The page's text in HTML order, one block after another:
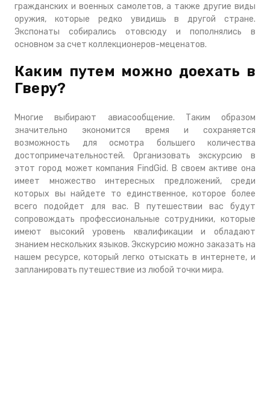
гражданских и военных самолетов, а также другие виды
оружия, которые редко увидишь в другой стране.
Экспонаты собирались отовсюду и пополнялись в
основном за счет коллекционеров-меценатов.
Каким путем можно доехать в
Гверу?
Многие выбирают авиасообщение. Таким образом
значительно экономится время и сохраняется
возможность для осмотра большего количества
достопримечательностей. Организовать экскурсию в
этот город может компания FindGid. В своем активе она
имеет множество интересных предложений, среди
которых вы найдете то единственное, которое более
всего подойдет для вас. В путешествии вас будут
сопровождать профессиональные сотрудники, которые
имеют высокий уровень квалификации и обладают
знанием нескольких языков. Экскурсию можно заказать на
нашем ресурсе, который легко отыскать в интернете, и
запланировать путешествие из любой точки мира.